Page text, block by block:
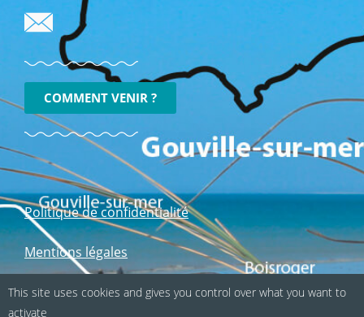
COMMENT VENIR ?
Politique de confidentialité
Mentions légales
Suivez-nous sur les réseaux sociaux :
This site uses cookies and gives you control over what you want to
activate